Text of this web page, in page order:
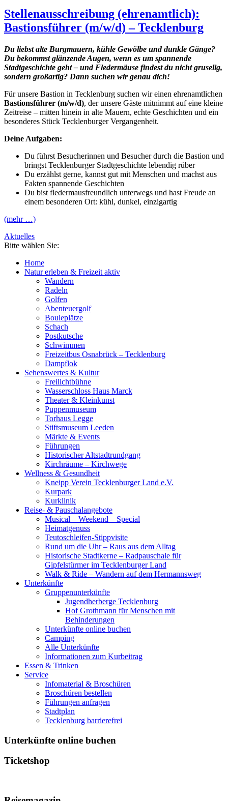
Stellenausschreibung (ehrenamtlich):
Bastionsführer (m/w/d) – Tecklenburg
Du liebst alte Burgmauern, kühle Gewölbe und dunkle Gänge?
Du bekommst glänzende Augen, wenn es um spannende
Stadtgeschichte geht – und Fledermäuse findest du nicht gruselig,
sondern großartig? Dann suchen wir genau dich!
Für unsere Bastion in Tecklenburg suchen wir einen ehrenamtlichen
Bastionsführer (m/w/d), der unsere Gäste mitnimmt auf eine kleine
Zeitreise – mitten hinein in alte Mauern, echte Geschichten und ein
besonderes Stück Tecklenburger Vergangenheit.
Deine Aufgaben:
Du führst Besucherinnen und Besucher durch die Bastion und
bringst Tecklenburger Stadtgeschichte lebendig rüber
Du erzählst gerne, kannst gut mit Menschen und machst aus
Fakten spannende Geschichten
Du bist fledermausfreundlich unterwegs und hast Freude an
einem besonderen Ort: kühl, dunkel, einzigartig
(mehr …)
Aktuelles
Bitte wählen Sie:
Home
Natur erleben & Freizeit aktiv
Wandern
Radeln
Golfen
Abenteuergolf
Bouleplätze
Schach
Postkutsche
Schwimmen
Freizeitbus Osnabrück – Tecklenburg
Dampflok
Sehenswertes & Kultur
Freilichtbühne
Wasserschloss Haus Marck
Theater & Kleinkunst
Puppenmuseum
Torhaus Legge
Stiftsmuseum Leeden
Märkte & Events
Führungen
Historischer Altstadtrundgang
Kirchräume – Kirchwege
Wellness & Gesundheit
Kneipp Verein Tecklenburger Land e.V.
Kurpark
Kurklinik
Reise- & Pauschalangebote
Musical – Weekend – Special
Heimatgenuss
Teutoschleifen-Stippvisite
Rund um die Uhr – Raus aus dem Alltag
Historische Stadtkerne – Radpauschale für
Gipfelstürmer im Tecklenburger Land
Walk & Ride – Wandern auf dem Hermannsweg
Unterkünfte
Gruppenunterkünfte
Jugendherberge Tecklenburg
Hof Grothmann für Menschen mit
Behinderungen
Unterkünfte online buchen
Camping
Alle Unterkünfte
Informationen zum Kurbeitrag
Essen & Trinken
Service
Infomaterial & Broschüren
Broschüren bestellen
Führungen anfragen
Stadtplan
Tecklenburg barrierefrei
Unterkünfte online buchen
Ticketshop